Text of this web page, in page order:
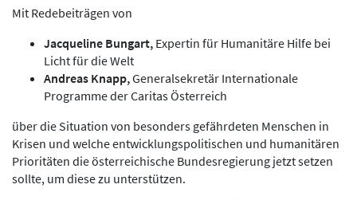
Mit Redebeiträgen von
Jacqueline Bungart, Expertin für Humanitäre Hilfe bei
Licht für die Welt
Andreas Knapp,Generalsekretär Internationale
Programme der Caritas Österreich
über die Situation von besonders gefährdeten Menschen in
Krisen und welche entwicklungspolitischen und humanitären
Prioritäten die österreichische Bundesregierung jetzt setzen
sollte, um diese zu unterstützen.